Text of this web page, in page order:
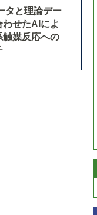
タと理論デー
わせたAIによ
触媒反応への